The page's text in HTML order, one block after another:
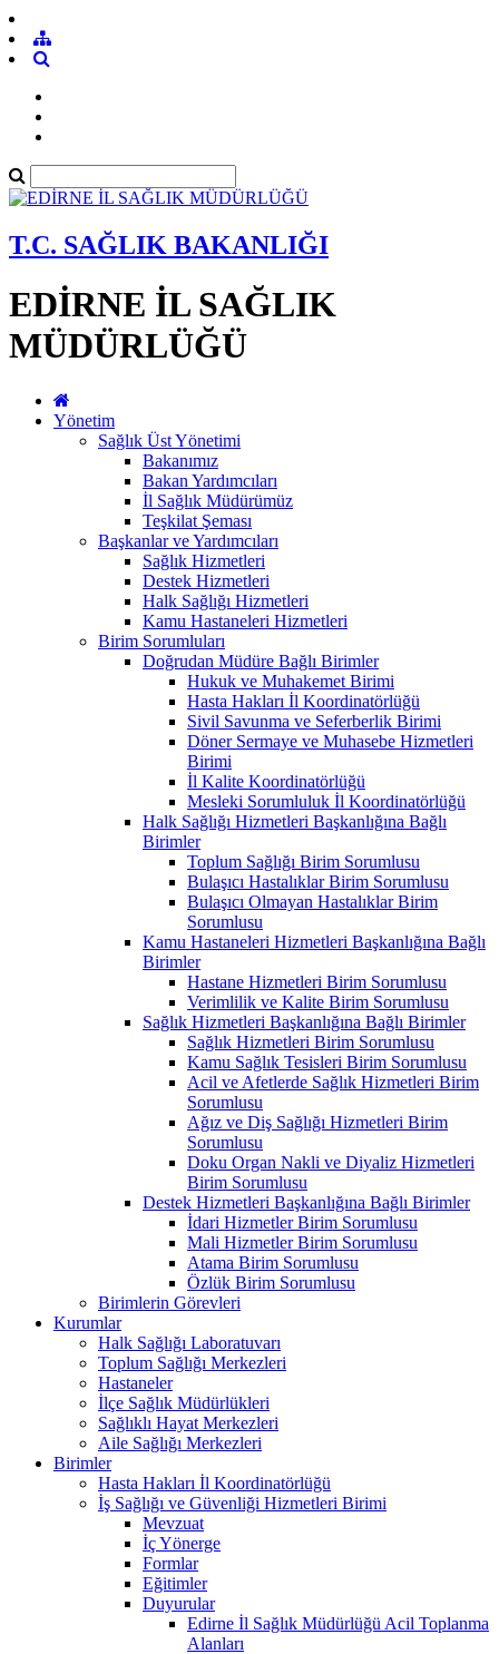
T.C. SAĞLIK BAKANLIĞI
EDİRNE İL SAĞLIK
MÜDÜRLÜĞÜ
Yönetim
Sağlık Üst Yönetimi
Bakanımız
Bakan Yardımcıları
İl Sağlık Müdürümüz
Teşkilat Şeması
Başkanlar ve Yardımcıları
Sağlık Hizmetleri
Destek Hizmetleri
Halk Sağlığı Hizmetleri
Kamu Hastaneleri Hizmetleri
Birim Sorumluları
Doğrudan Müdüre Bağlı Birimler
Hukuk ve Muhakemet Birimi
Hasta Hakları İl Koordinatörlüğü
Sivil Savunma ve Seferberlik Birimi
Döner Sermaye ve Muhasebe Hizmetleri
Birimi
İl Kalite Koordinatörlüğü
Mesleki Sorumluluk İl Koordinatörlüğü
Halk Sağlığı Hizmetleri Başkanlığına Bağlı
Birimler
Toplum Sağlığı Birim Sorumlusu
Bulaşıcı Hastalıklar Birim Sorumlusu
Bulaşıcı Olmayan Hastalıklar Birim
Sorumlusu
Kamu Hastaneleri Hizmetleri Başkanlığına Bağlı
Birimler
Hastane Hizmetleri Birim Sorumlusu
Verimlilik ve Kalite Birim Sorumlusu
Sağlık Hizmetleri Başkanlığına Bağlı Birimler
Sağlık Hizmetleri Birim Sorumlusu
Kamu Sağlık Tesisleri Birim Sorumlusu
Acil ve Afetlerde Sağlık Hizmetleri Birim
Sorumlusu
Ağız ve Diş Sağlığı Hizmetleri Birim
Sorumlusu
Doku Organ Nakli ve Diyaliz Hizmetleri
Birim Sorumlusu
Destek Hizmetleri Başkanlığına Bağlı Birimler
İdari Hizmetler Birim Sorumlusu
Mali Hizmetler Birim Sorumlusu
Atama Birim Sorumlusu
Özlük Birim Sorumlusu
Birimlerin Görevleri
Kurumlar
Halk Sağlığı Laboratuvarı
Toplum Sağlığı Merkezleri
Hastaneler
İlçe Sağlık Müdürlükleri
Sağlıklı Hayat Merkezleri
Aile Sağlığı Merkezleri
Birimler
Hasta Hakları İl Koordinatörlüğü
İş Sağlığı ve Güvenliği Hizmetleri Birimi
Mevzuat
İç Yönerge
Formlar
Eğitimler
Duyurular
Edirne İl Sağlık Müdürlüğü Acil Toplanma
Alanları